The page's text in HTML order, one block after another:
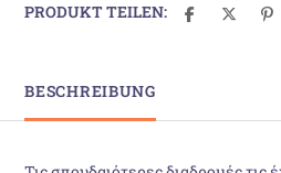
PRODUKT TEILEN:
BESCHREIBUNG